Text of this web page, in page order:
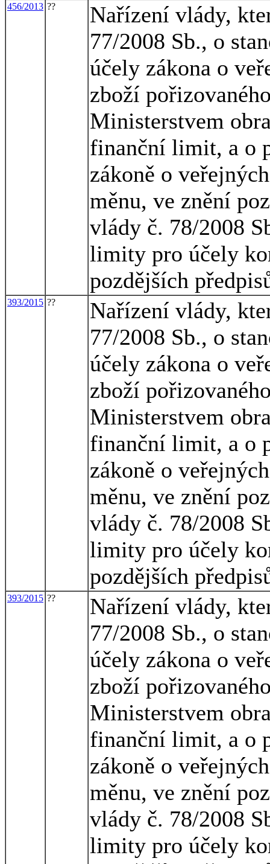
456/2013 ??
Nařízení vlády,
77/2008 Sb., o
účely zákona o
zboží
Ministerstvem
finanční limit, a o
zákoně o
měnu, ve znění
vlády č. 78/2008
limity pro účely
pozdějších
393/2015 ??
Nařízení vlády,
77/2008 Sb., o
účely zákona o
zboží
Ministerstvem
finanční limit, a o
zákoně o
měnu, ve znění
vlády č. 78/2008
limity pro účely
pozdějších
393/2015 ??
Nařízení vlády,
77/2008 Sb., o
účely zákona o
zboží
Ministerstvem
finanční limit, a o
zákoně o
měnu, ve znění
vlády č. 78/2008
limity pro účely